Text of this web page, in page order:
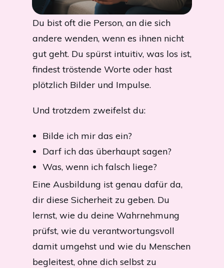
Du bist oft die Person, an die sich
andere wenden, wenn es ihnen nicht
gut geht. Du spürst intuitiv, was los ist,
findest tröstende Worte oder hast
plötzlich Bilder und Impulse.
Und trotzdem zweifelst du:
Bilde ich mir das ein?
Darf ich das überhaupt sagen?
Was, wenn ich falsch liege?
Eine Ausbildung ist genau dafür da,
dir diese Sicherheit zu geben. Du
lernst, wie du deine Wahrnehmung
prüfst, wie du verantwortungsvoll
damit umgehst und wie du Menschen
begleitest, ohne dich selbst zu